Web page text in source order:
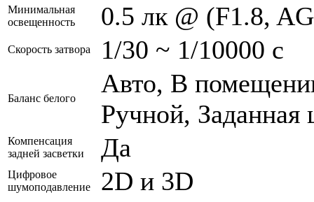
Минимальная
освещенность
0.5 лк @ (F1.8,
Скорость затвора 1/30 ~ 1/10000 с
Баланс белого
Авто, В
Ручной, Заданная
Компенсация
задней засветки
Да
Цифровое
шумоподавление
2D и 3D